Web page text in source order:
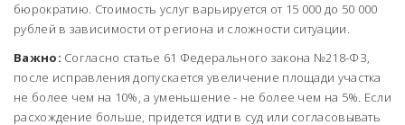
бюрократию. Стоимость услуг варьируется от 15 000 до 50 000
рублей в зависимости от региона и сложности ситуации.
Важно: Согласно статье 61 Федерального закона №218-ФЗ,
после исправления допускается увеличение площади участка
не более чем на 10%, а уменьшение - не более чем на 5%. Если
расхождение больше, придется идти в суд или согласовывать